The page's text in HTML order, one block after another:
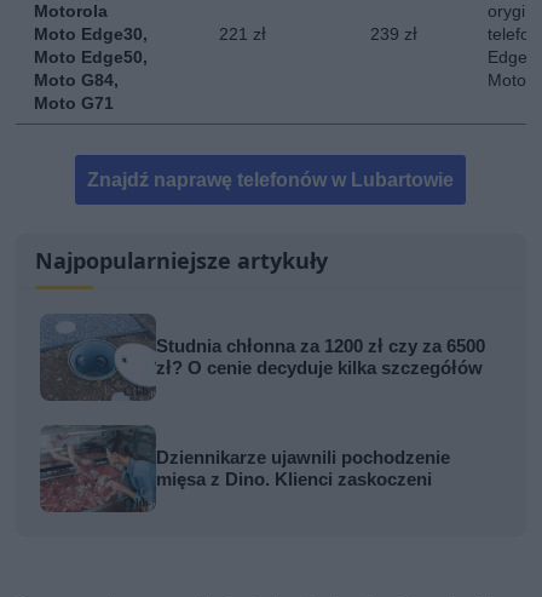
Motorola
Moto Edge30,
Moto Edge50,
Moto G84,
Moto G71
221 zł 239 zł
Edge
Moto
Znajdź naprawę telefonów w Lubartowie
Najpopularniejsze artykuły
Studnia chłonna za 1200 zł czy za 6500
zł? O cenie decyduje kilka szczegółów
Dziennikarze ujawnili pochodzenie
mięsa z Dino. Klienci zaskoczeni